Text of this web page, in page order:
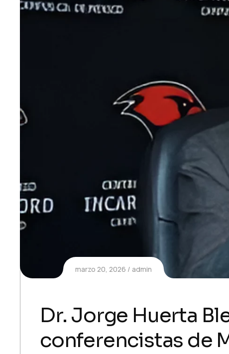
marzo 20, 2026 admin
Dr. Jorge Huerta
conferencistas de